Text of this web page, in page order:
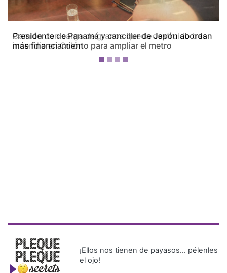
Camión con carga de granos queda destruido tras
incendio en Colón
¡Ellos nos tienen de payasos… pélenles
el ojo!